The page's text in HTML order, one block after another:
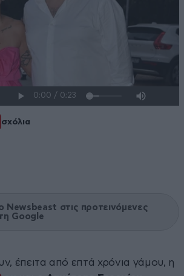
σχόλια
Newsbeast στις προτεινόμενες
Google
έπειτα από επτά χρόνια γάμου, η